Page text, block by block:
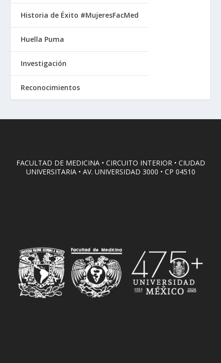
Historia de Éxito #MujeresFacMed
Huella Puma
Investigación
Reconocimientos
FACULTAD DE MEDICINA • CIRCUITO INTERIOR • CIUDAD
UNIVERSITARIA • AV. UNIVERSIDAD 3000 • CP 04510